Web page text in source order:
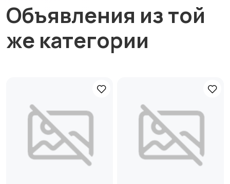
Объявления из той
же категории